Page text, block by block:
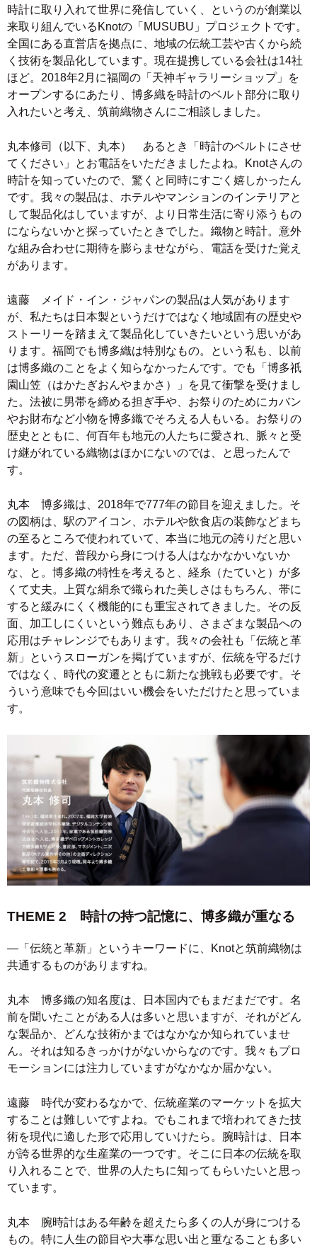
時計に取り入れて世界に発信していく、というのが創業以
来取り組んでいるKnotの「MUSUBU」プロジェクトです。
全国にある直営店を拠点に、地域の伝統工芸や古くから続
く技術を製品化しています。現在提携している会社は14社
ほど。2018年2月に福岡の「天神ギャラリーショップ」を
オープンするにあたり、博多織を時計のベルト部分に取り
入れたいと考え、筑前織物さんにご相談しました。
丸本修司（以下、丸本） あるとき「時計のベルトにさせ
てください」とお電話をいただきましたよね。Knotさんの
時計を知っていたので、驚くと同時にすごく嬉しかったん
です。我々の製品は、ホテルやマンションのインテリアと
して製品化はしていますが、より日常生活に寄り添うもの
にならないかと探っていたときでした。織物と時計。意外
な組み合わせに期待を膨らませながら、電話を受けた覚え
があります。
遠藤 メイド・イン・ジャパンの製品は人気があります
が、私たちは日本製というだけではなく地域固有の歴史や
ストーリーを踏まえて製品化していきたいという思いがあ
ります。福岡でも博多織は特別なもの。という私も、以前
は博多織のことをよく知らなかったんです。でも「博多祇
園山笠（はかたぎおんやまかさ）」を見て衝撃を受けまし
た。法被に男帯を締める担ぎ手や、お祭りのためにカバン
やお財布など小物を博多織でそろえる人もいる。お祭りの
歴史とともに、何百年も地元の人たちに愛され、脈々と受
け継がれている織物はほかにないのでは、と思ったんで
す。
丸本 博多織は、2018年で777年の節目を迎えました。そ
の図柄は、駅のアイコン、ホテルや飲食店の装飾などまち
の至るところで使われていて、本当に地元の誇りだと思い
ます。ただ、普段から身につける人はなかなかいないか
な、と。博多織の特性を考えると、経糸（たていと）が多
くて丈夫。上質な絹糸で織られた美しさはもちろん、帯に
すると緩みにくく機能的にも重宝されてきました。その反
面、加工しにくいという難点もあり、さまざまな製品への
応用はチャレンジでもあります。我々の会社も「伝統と革
新」というスローガンを掲げていますが、伝統を守るだけ
ではなく、時代の変遷とともに新たな挑戦も必要です。そ
ういう意味でも今回はいい機会をいただけたと思っていま
す。
THEME 2 時計の持つ記憶に、博多織が重なる
―「伝統と革新」というキーワードに、Knotと筑前織物は
共通するものがありますね。
丸本 博多織の知名度は、日本国内でもまだまだです。名
前を聞いたことがある人は多いと思いますが、それがどん
な製品か、どんな技術かまではなかなか知られていませ
ん。それは知るきっかけがないからなのです。我々もプロ
モーションには注力していますがなかなか届かない。
遠藤 時代が変わるなかで、伝統産業のマーケットを拡大
することは難しいですよね。でもこれまで培われてきた技
術を現代に適した形で応用していけたら。腕時計は、日本
が誇る世界的な生産業の一つです。そこに日本の伝統を取
り入れることで、世界の人たちに知ってもらいたいと思っ
ています。
丸本 腕時計はある年齢を超えたら多くの人が身につける
もの。特に人生の節目や大事な思い出と重なることも多い